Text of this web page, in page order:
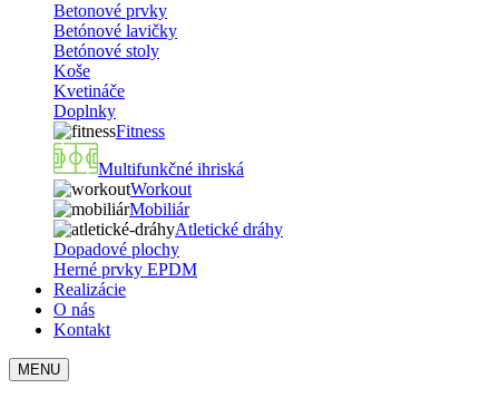
Betonové prvky
Betónové lavičky
Betónové stoly
Koše
Kvetináče
Doplnky
Fitness
Multifunkčné ihriská
Workout
Mobiliár
Atletické dráhy
Dopadové plochy
Herné prvky EPDM
Realizácie
O nás
Kontakt
MENU